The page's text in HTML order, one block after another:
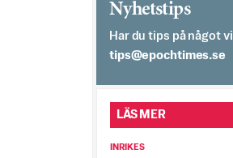
Nyhetstips
Har du tips på något
es.semithcope@spit
LÄS MER
INRIKES